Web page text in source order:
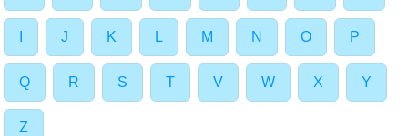
J K L M N O P
Q R S T V W X Y
Z